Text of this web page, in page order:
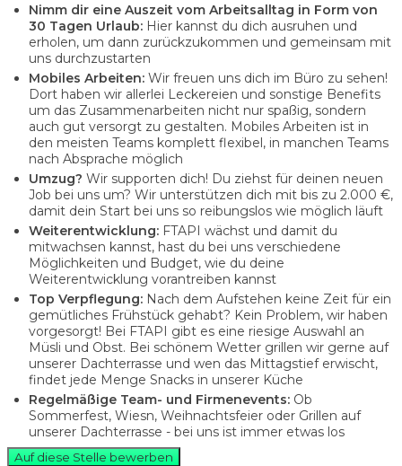
Nimm dir eine Auszeit vom Arbeitsalltag in Form von
30 Tagen Urlaub: Hier kannst du dich ausruhen und
erholen, um dann zurückzukommen und gemeinsam mit
uns durchzustarten
Mobiles Arbeiten: Wir freuen uns dich im Büro zu sehen!
Dort haben wir allerlei Leckereien und sonstige Benefits
um das Zusammenarbeiten nicht nur spaßig, sondern
auch gut versorgt zu gestalten. Mobiles Arbeiten ist in
den meisten Teams komplett flexibel, in manchen Teams
nach Absprache möglich
Umzug? Wir supporten dich! Du ziehst für deinen neuen
Job bei uns um? Wir unterstützen dich mit bis zu 2.000 €,
damit dein Start bei uns so reibungslos wie möglich läuft
Weiterentwicklung: FTAPI wächst und damit du
mitwachsen kannst, hast du bei uns verschiedene
Möglichkeiten und Budget, wie du deine
Weiterentwicklung vorantreiben kannst
Top Verpflegung: Nach dem Aufstehen keine Zeit für ein
gemütliches Frühstück gehabt? Kein Problem, wir haben
vorgesorgt! Bei FTAPI gibt es eine riesige Auswahl an
Müsli und Obst. Bei schönem Wetter grillen wir gerne auf
unserer Dachterrasse und wen das Mittagstief erwischt,
findet jede Menge Snacks in unserer Küche
Regelmäßige Team- und Firmenevents: Ob
Sommerfest, Wiesn, Weihnachtsfeier oder Grillen auf
unserer Dachterrasse - bei uns ist immer etwas los
Auf diese Stelle bewerben